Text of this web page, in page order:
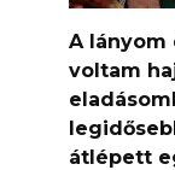
A lányom
voltam
átlépett